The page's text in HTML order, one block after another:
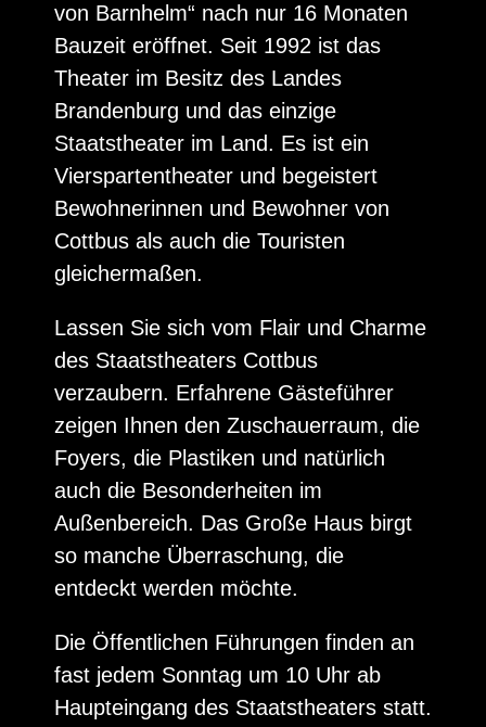
von Barnhelm“ nach nur 16 Monaten
Bauzeit eröffnet. Seit 1992 ist das
Theater im Besitz des Landes
Brandenburg und das einzige
Staatstheater im Land. Es ist ein
Vierspartentheater und begeistert
Bewohnerinnen und Bewohner von
Cottbus als auch die Touristen
gleichermaßen.
Lassen Sie sich vom Flair und Charme
des Staatstheaters Cottbus
verzaubern. Erfahrene Gästeführer
zeigen Ihnen den Zuschauerraum, die
Foyers, die Plastiken und natürlich
auch die Besonderheiten im
Außenbereich. Das Große Haus birgt
so manche Überraschung, die
entdeckt werden möchte.
Die Öffentlichen Führungen finden an
fast jedem Sonntag um 10 Uhr ab
Haupteingang des Staatstheaters statt.